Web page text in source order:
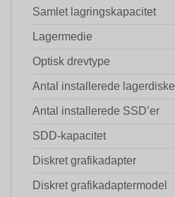
Samlet lagringskapacitet
Lagermedie
Optisk drevtype
Antal installerede lagerdiske
Antal installerede SSD’er
SDD-kapacitet
Diskret grafikadapter
Diskret grafikadaptermodel